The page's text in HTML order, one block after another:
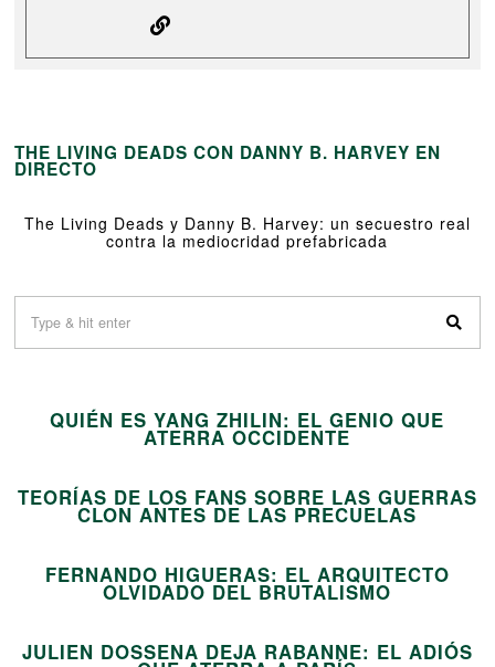
THE LIVING DEADS CON DANNY B. HARVEY EN
DIRECTO
The Living Deads y Danny B. Harvey: un secuestro real
contra la mediocridad prefabricada
QUIÉN ES YANG ZHILIN: EL GENIO QUE
ATERRA OCCIDENTE
TEORÍAS DE LOS FANS SOBRE LAS GUERRAS
CLON ANTES DE LAS PRECUELAS
FERNANDO HIGUERAS: EL ARQUITECTO
OLVIDADO DEL BRUTALISMO
JULIEN DOSSENA DEJA RABANNE: EL ADIÓS